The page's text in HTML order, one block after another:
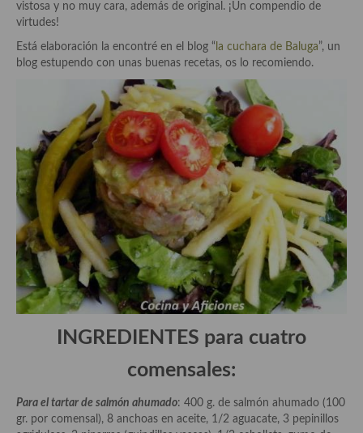
Ocio – restaurantes, bares, tabernas
Viajes eno-gastro-turísticos
Las opiniones de la «Cocinera»
Prensa
Recetas
Acompañamientos
Airfryer recetas
Aderezos, salsas, vinagretas, especias, hierbas aromáticas o
aditivos
Mojos y pastas
vistosa y no muy cara, además de original. ¡Un compendio de
virtudes!
Está elaboración la encontré en el blog “ la cuchara de Baluga”, un
blog estupendo con unas buenas recetas, os lo recomiendo.
INGREDIENTES para cuatro
comensales:
Para el tartar de salmón ahumado: 400 g. de salmón ahumado (100
gr. por comensal), 8 anchoas en aceite, 1/2 aguacate, 3 pepinillos